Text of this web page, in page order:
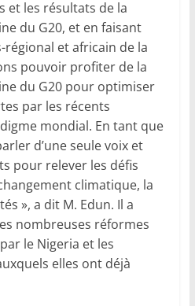
et les résultats de la
du G20, et en faisant
régional et africain de la
pouvoir profiter de la
du G20 pour optimiser
par les récents
mondial. En tant que
d’une seule voix et
pour relever les défis
climatique, la
», a dit M. Edun. Il a
nombreuses réformes
le Nigeria et les
elles ont déjà